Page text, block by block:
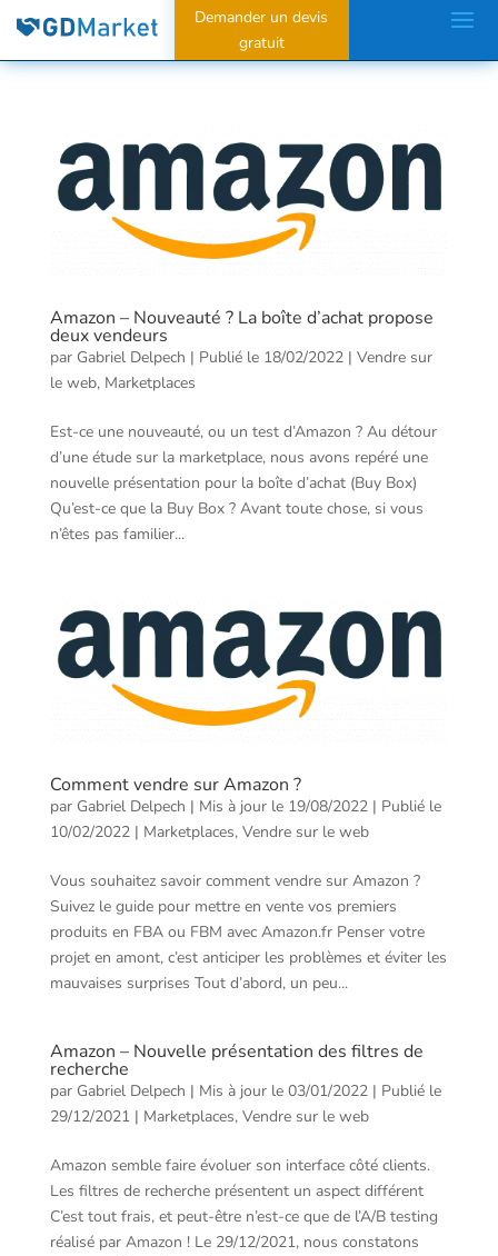
Demander un devis
gratuit
Amazon – Nouveauté ? La boîte d’achat propose
deux vendeurs
par Gabriel Delpech | Publié le 18/02/2022| Vendre sur
le web, Marketplaces
Est-ce une nouveauté, ou un test d’Amazon ? Au détour
d’une étude sur la marketplace, nous avons repéré une
nouvelle présentation pour la boîte d’achat (Buy Box)
Qu’est-ce que la Buy Box ? Avant toute chose, si vous
n’êtes pas familier...
Comment vendre sur Amazon ?
par Gabriel Delpech | Mis à jour le 19/08/2022 | Publié le
10/02/2022| Marketplaces, Vendre sur le web
Vous souhaitez savoir comment vendre sur Amazon ?
Suivez le guide pour mettre en vente vos premiers
produits en FBA ou FBM avec Amazon.fr Penser votre
projet en amont, c’est anticiper les problèmes et éviter les
mauvaises surprises Tout d’abord, un peu...
Amazon – Nouvelle présentation des filtres de
recherche
par Gabriel Delpech | Mis à jour le 03/01/2022 | Publié le
29/12/2021| Marketplaces, Vendre sur le web
Amazon semble faire évoluer son interface côté clients.
Les filtres de recherche présentent un aspect différent
C’est tout frais, et peut-être n’est-ce que de l’A/B testing
réalisé par Amazon ! Le 29/12/2021, nous constatons